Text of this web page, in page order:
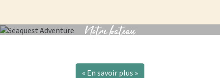
Notre bateau
« En savoir plus »